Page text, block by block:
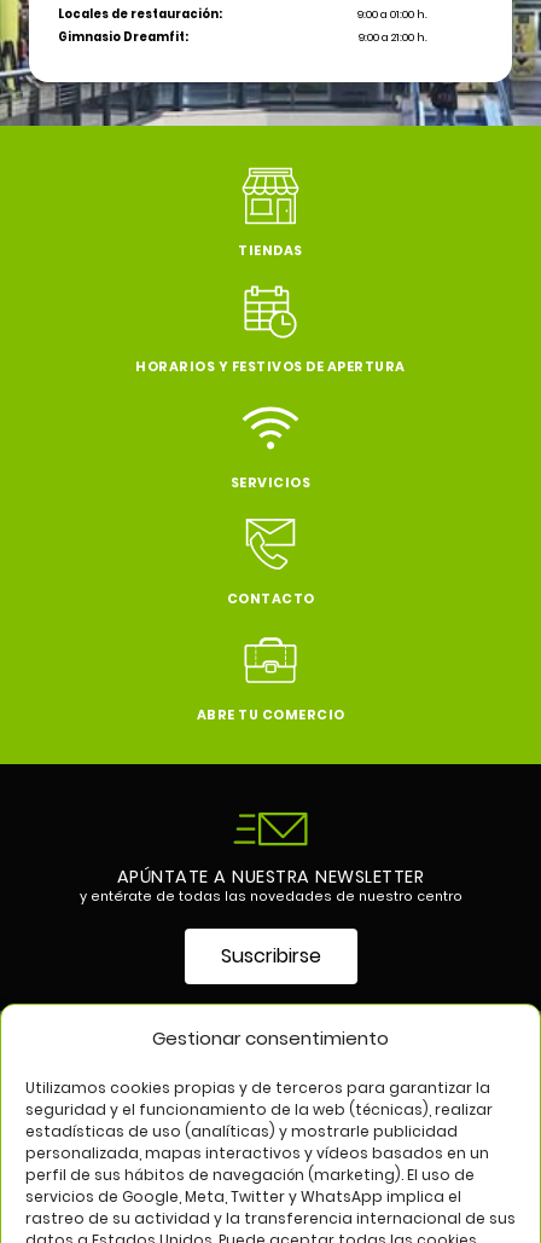
Gestionar consentimiento
Utilizamos cookies propias y de terceros para garantizar la
seguridad y el funcionamiento de la web (técnicas), realizar
estadísticas de uso (analíticas) y mostrarle publicidad
personalizada, mapas interactivos y vídeos basados en un
perfil de sus hábitos de navegación (marketing). El uso de
servicios de Google, Meta, Twitter y WhatsApp implica el
rastreo de su actividad y la transferencia internacional de sus
Locales de restauración:
9:00 a 01:00 h.
Gimnasio Dreamfit:
9:00 a 21:00 h.
TIENDAS
HORARIOS Y FESTIVOS DE APERTURA
SERVICIOS
CONTACTO
ABRE TU COMERCIO
APÚNTATE A NUESTRA NEWSLETTER
y entérate de todas las novedades de nuestro centro
Suscribirse